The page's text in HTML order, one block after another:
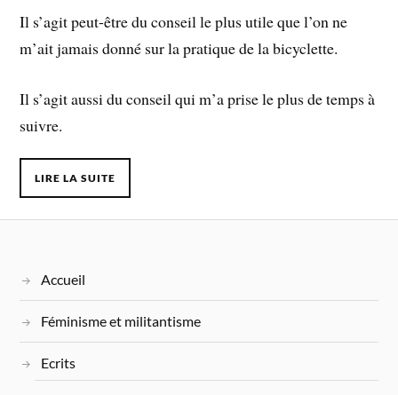
Il s’agit peut-être du conseil le plus utile que l’on ne
m’ait jamais donné sur la pratique de la bicyclette.
Il s’agit aussi du conseil qui m’a prise le plus de temps à
suivre.
LIRE LA SUITE
Accueil
Féminisme et militantisme
Ecrits